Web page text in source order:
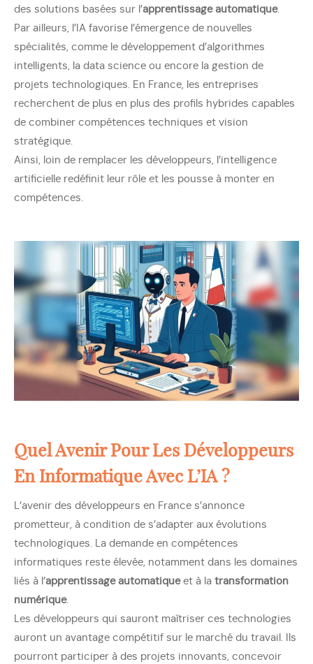
des solutions basées sur l’apprentissage automatique.
Par ailleurs, l’IA favorise l’émergence de nouvelles
spécialités, comme le développement d’algorithmes
intelligents, la data science ou encore la gestion de
projets technologiques. En France, les entreprises
recherchent de plus en plus des profils hybrides capables
de combiner compétences techniques et vision
stratégique.
Ainsi, loin de remplacer les développeurs, l’intelligence
artificielle redéfinit leur rôle et les pousse à monter en
compétences.
Quel Avenir Pour Les Développeurs
En Informatique Avec L’IA ?
L’avenir des développeurs en France s’annonce
prometteur, à condition de s’adapter aux évolutions
technologiques. La demande en compétences
informatiques reste élevée, notamment dans les domaines
liés à l’apprentissage automatiqueet à la transformation
numérique.
Les développeurs qui sauront maîtriser ces technologies
auront un avantage compétitif sur le marché du travail. Ils
pourront participer à des projets innovants, concevoir